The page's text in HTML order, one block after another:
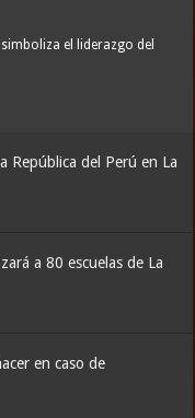
el liderazgo del
República del Perú en La
a 80 escuelas de La
en caso de